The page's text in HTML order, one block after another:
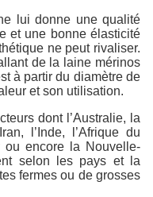
lui donne une qualité
et une bonne élasticité
ne peut rivaliser.
de la laine mérinos
à partir du diamètre de
et son utilisation.
dont l’Australie, la
l’Inde, l’Afrique du
ou encore la Nouvelle-
selon les pays et la
fermes ou de grosses